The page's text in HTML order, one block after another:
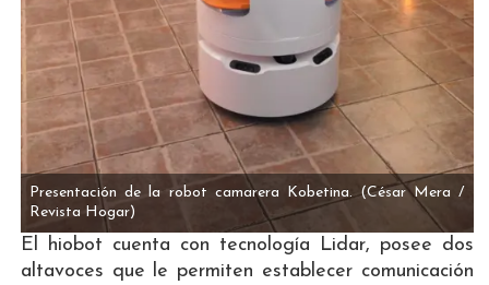
Presentación de la robot camarera Kobetina. (César Mera /
Revista Hogar)
El hiobot cuenta con tecnología Lidar, posee dos
altavoces que le permiten establecer comunicación